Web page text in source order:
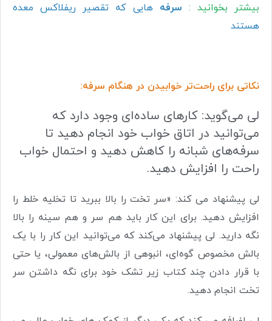
بیشتر بخوانید : سرفه هایی که تقصیر ریفلاکس معده
هستند
نکاتی برای راحت‌تر خوابیدن در هنگام سرفه:
لی می‌گوید: کارهای ساده‌ای وجود دارد که
می‌توانید در اتاق خواب خود انجام دهید تا
سرفه‌های شبانه را کاهش دهید و احتمال خواب
راحت را افزایش دهید.
لی پیشنهاد می کند: «سر تخت را بالا ببرید تا تخلیه خلط را
افزایش دهید. برای این کار باید هم سر و هم سینه را بالا
نگه دارید. لی پیشنهاد می‌کند که می‌توانید این کار را با یک
بالش مخصوص گوه‌ای، انبوهی از بالش‌های معمولی، یا حتی
با قرار دادن چند کتاب زیر تشک خود برای نگه داشتن سر
تخت انجام دهید.